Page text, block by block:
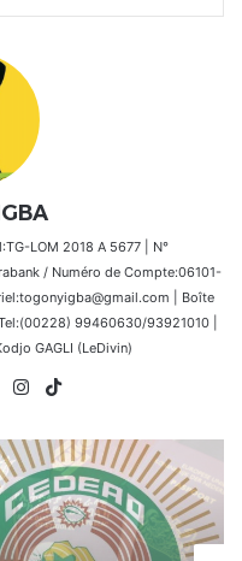
LOM 2018 A 5677 | N°
/ Numéro de Compte:06101-
| Boîte
99460630/93921010 |
GAGLI (LeDivin)
LinkedinInstagram